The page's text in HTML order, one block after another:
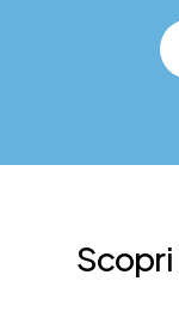
Scopri